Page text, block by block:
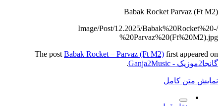
Babak Rocket Parvaz (Ft M2)
/Image/Post/12.2025/Babak%20Rocket%20-
%20Parvaz%20(Ft%20M2).jpg
The post Babak Rocket – Parvaz (Ft M2) first appeared on
گانجا2موزیک - Ganja2Music
.
نمایش متن کامل